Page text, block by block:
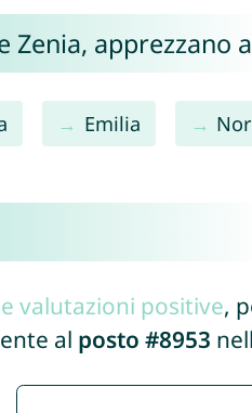
apprezzano
Emilia
valutazioni positive,
al posto #8953